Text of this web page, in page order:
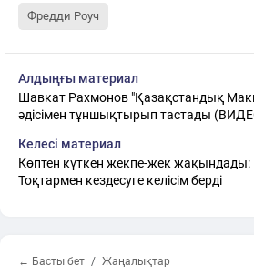
Фредди Роуч
Алдыңғы материал
Шавкат Рахмонов "Қазақстандық
әдісімен тұншықтырып тастады
Келесі материал
Көптен күткен жекпе-жек жақындады:
Тоқтармен кездесуге келісім берді
← Басты бет Жаңалықтар